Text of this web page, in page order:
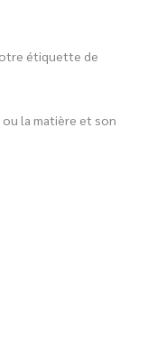
étiquette de
la matière et son